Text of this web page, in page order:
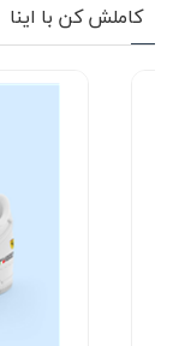
کاملش کن با اینا